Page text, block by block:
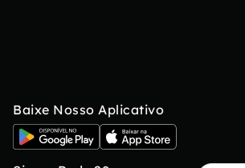
Baixe Nosso Aplicativo